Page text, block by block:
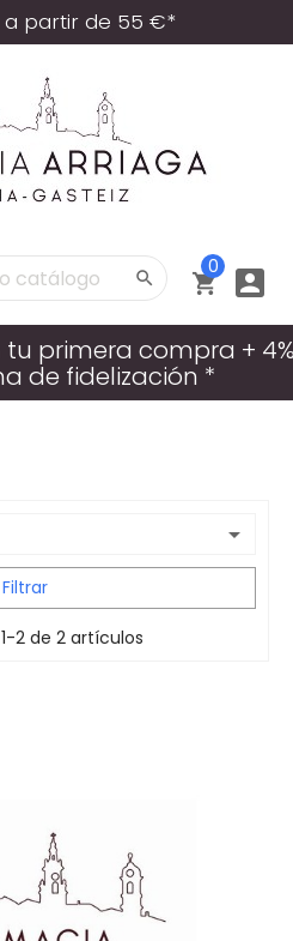
a partir de 55 €*
 
0 
primera compra +
de fidelización *

Filtrar
2 de 2 artículos